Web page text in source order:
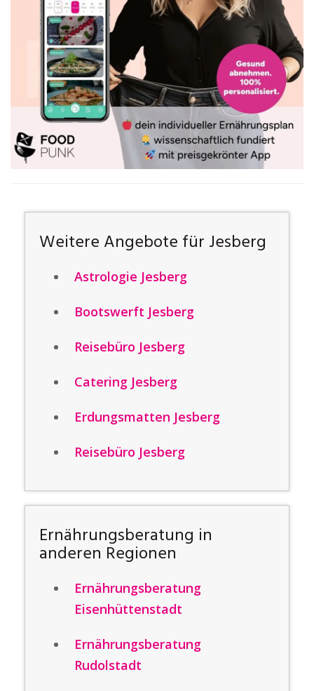
Weitere Angebote für Jesberg
Astrologie Jesberg
Bootswerft Jesberg
Reisebüro Jesberg
Catering Jesberg
Erdungsmatten Jesberg
Reisebüro Jesberg
Ernährungsberatung in
anderen Regionen
Ernährungsberatung
Eisenhüttenstadt
Ernährungsberatung
Rudolstadt